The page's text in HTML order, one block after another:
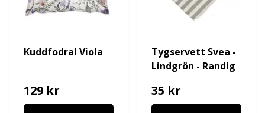
Kuddfodral Viola
129 kr
Tygservett Svea -
Lindgrön - Randig
35 kr